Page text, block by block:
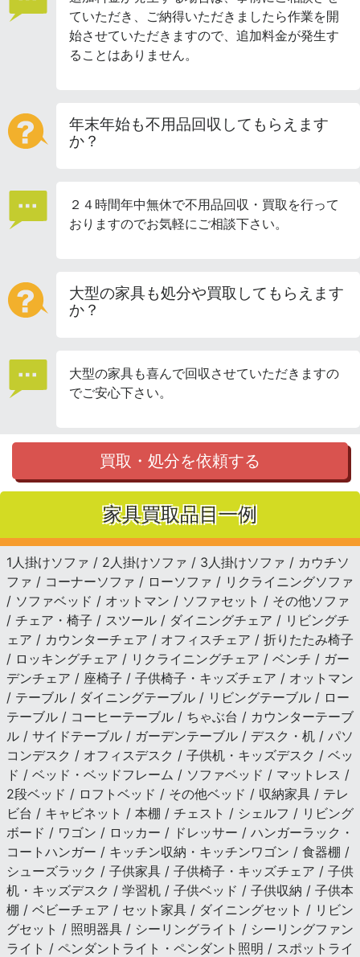
ていただき、ご納得いただきましたら作業を開
始させていただきますので、追加料金が発生す
ることはありません。
年末年始も不用品回収してもらえます
か？
２４時間年中無休で不用品回収・買取を行って
おりますのでお気軽にご相談下さい。
大型の家具も処分や買取してもらえます
か？
大型の家具も喜んで回収させていただきますの
でご安心下さい。
買取・処分を依頼する
家具買取品目一例
1人掛けソファ / 2人掛けソファ / 3人掛けソファ / カウチソ
ファ / コーナーソファ / ローソファ / リクライニングソファ
/ ソファベッド / オットマン / ソファセット / その他ソファ
/ チェア・椅子 / スツール / ダイニングチェア / リビングチ
ェア / カウンターチェア / オフィスチェア / 折りたたみ椅子
/ ロッキングチェア / リクライニングチェア / ベンチ / ガー
デンチェア / 座椅子 / 子供椅子・キッズチェア / オットマン
/ テーブル / ダイニングテーブル / リビングテーブル / ロー
テーブル / コーヒーテーブル / ちゃぶ台 / カウンターテーブ
ル / サイドテーブル / ガーデンテーブル / デスク・机 / パソ
コンデスク / オフィスデスク / 子供机・キッズデスク / ベッ
ド / ベッド・ベッドフレーム / ソファベッド / マットレス /
2段ベッド / ロフトベッド / その他ベッド / 収納家具 / テレ
ビ台 / キャビネット / 本棚 / チェスト / シェルフ / リビング
ボード / ワゴン / ロッカー / ドレッサー / ハンガーラック・
コートハンガー / キッチン収納・キッチンワゴン / 食器棚 /
シューズラック / 子供家具 / 子供椅子・キッズチェア / 子供
机・キッズデスク / 学習机 / 子供ベッド / 子供収納 / 子供本
棚 / ベビーチェア / セット家具 / ダイニングセット / リビン
グセット / 照明器具 / シーリングライト / シーリングファン
ライト / ペンダントライト・ペンダント照明 / スポットライ